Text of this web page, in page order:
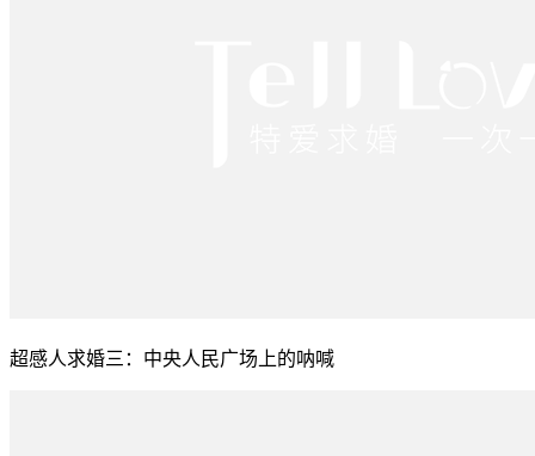
超感人求婚三：中央人民广场上的呐喊